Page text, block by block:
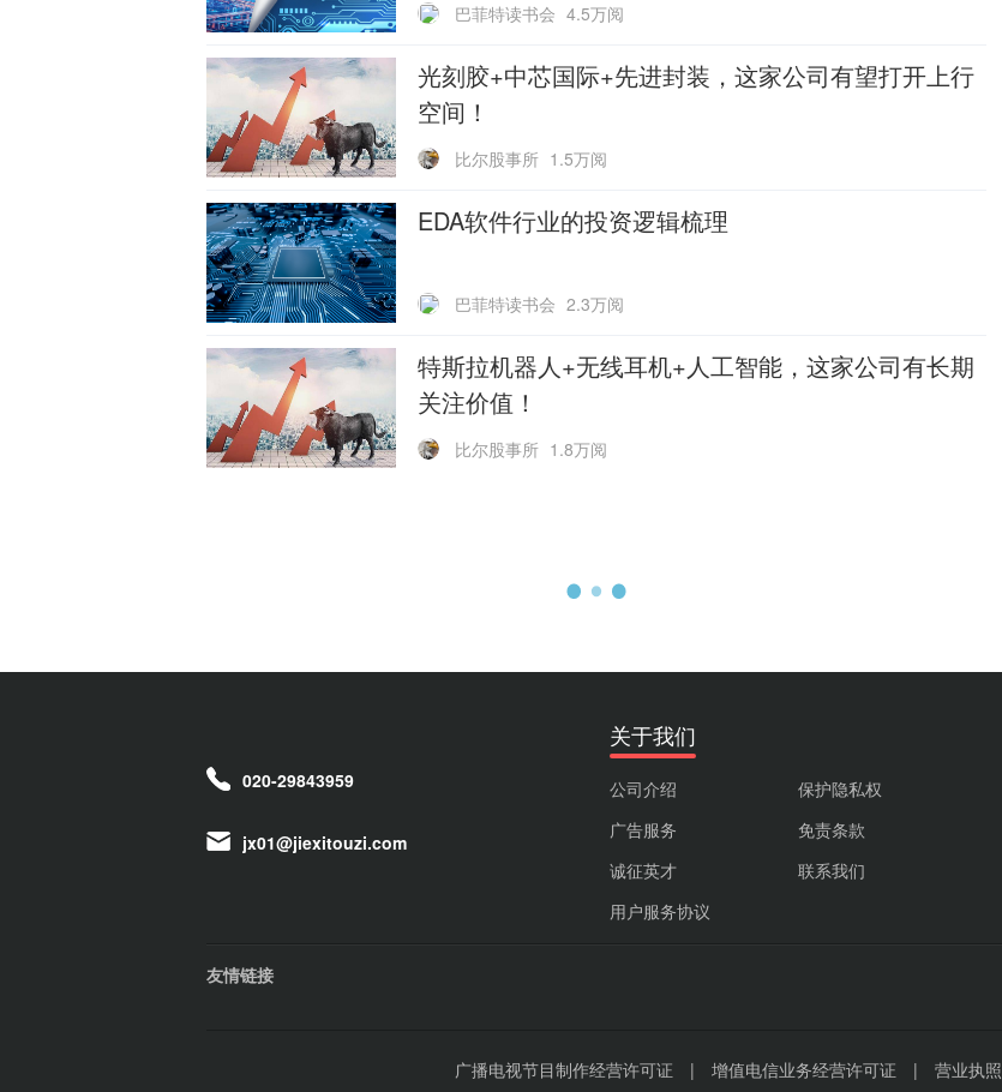
巴菲特读书会 4.5万阅
光刻胶+中芯国际+先进封装，这家公司有望打开上行
空间！
比尔股事所 1.5万阅
EDA软件行业的投资逻辑梳理
巴菲特读书会 2.3万阅
特斯拉机器人+无线耳机+人工智能，这家公司有长期
关注价值！
比尔股事所 1.8万阅
020-29843959
jx01@jiexitouzi.com
关于我们
公司介绍
保护隐私权
广告服务
免责条款
诚征英才
联系我们
用户服务协议
友情链接
广播电视节目制作经营许可证 | 增值电信业务经营许可证 | 营业执照